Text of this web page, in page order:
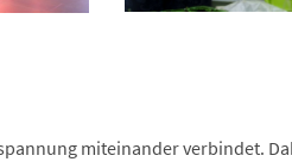
miteinander verbindet.